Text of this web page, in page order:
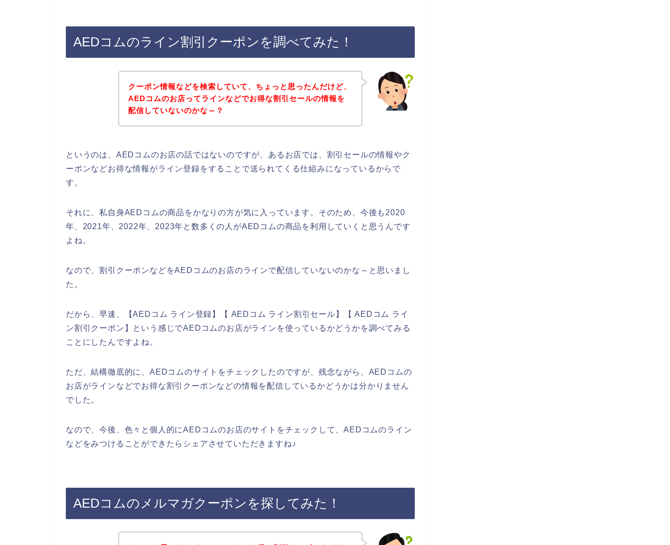
AEDコムのライン割引クーポンを調べてみた！
クーポン情報などを検索していて、ちょっと思ったんだけど、
AEDコムのお店ってラインなどでお得な割引セールの情報を
配信していないのかな～？
というのは、AEDコムのお店の話ではないのですが、あるお店では、割引セールの情報やク
ーポンなどお得な情報がライン登録をすることで送られてくる仕組みになっているからで
す。
それに、私自身AEDコムの商品をかなりの方が気に入っています。そのため、今後も2020
年、2021年、2022年、2023年と数多くの人がAEDコムの商品を利用していくと思うんです
よね。
なので、割引クーポンなどをAEDコムのお店のラインで配信していないのかな～と思いまし
た。
だから、早速、【AEDコム ライン登録】【 AEDコム ライン割引セール】【 AEDコム ライ
ン割引クーポン】という感じでAEDコムのお店がラインを使っているかどうかを調べてみる
ことにしたんですよね。
ただ、結構徹底的に、AEDコムのサイトをチェックしたのですが、残念ながら、AEDコムの
お店がラインなどでお得な割引クーポンなどの情報を配信しているかどうかは分かりません
でした。
なので、今後、色々と個人的にAEDコムのお店のサイトをチェックして、AEDコムのライン
などをみつけることができたらシェアさせていただきますね♪
AEDコムのメルマガクーポンを探してみた！